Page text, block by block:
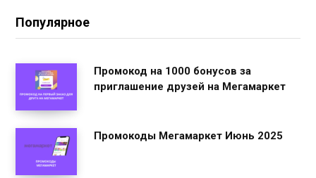
Популярное
Промокод на 1000 бонусов за
приглашение друзей на Мегамаркет
Промокоды Мегамаркет Июнь 2025